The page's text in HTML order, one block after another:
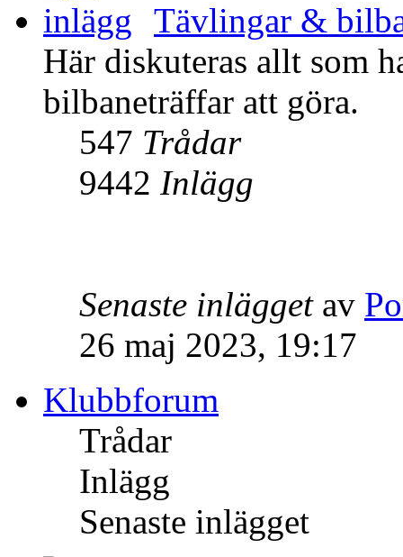
Tävlingar &
Här diskuteras allt som
bilbaneträffar att göra.
547 Trådar
9442 Inlägg
Senaste inläggetav
26 maj 2023, 19:17
Klubbforum
Trådar
Inlägg
Senaste inlägget